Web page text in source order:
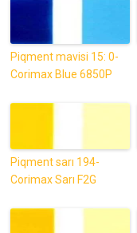
Piqment mavisi 15: 0-
Corimax Blue 6850P
Piqment sarı 194-
Corimax Sarı F2G